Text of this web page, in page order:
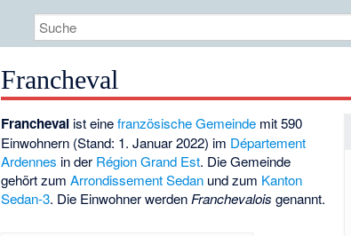
Francheval
Francheval ist einefranzösische Gemeinde mit 590
Einwohnern (Stand: 1. Januar 2022) im Département
Ardennes in der Région Grand Est. Die Gemeinde
gehört zumArrondissement Sedan und zum Kanton
Sedan-3. Die Einwohner werdenFranchevalois genannt.